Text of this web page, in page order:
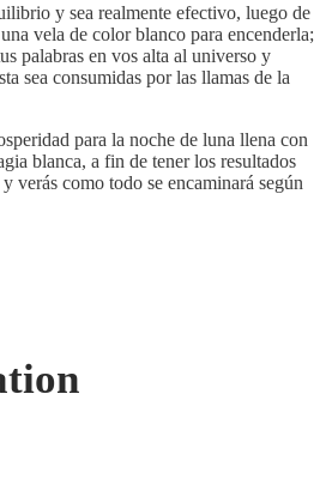
y sea realmente efectivo, luego de
vela de color blanco para encenderla;
palabras en vos alta al universo y
sea consumidas por las llamas de la
para la noche de luna llena con
blanca, a fin de tener los resultados
verás como todo se encaminará según